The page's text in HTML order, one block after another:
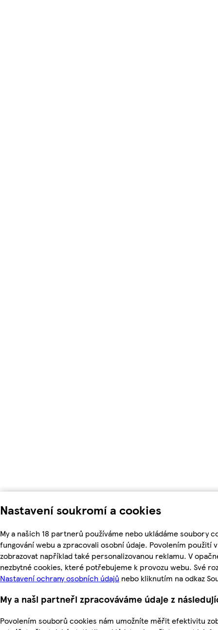
Nastavení soukromí a cookies
My a našich 18 partnerů používáme nebo ukládáme soubory
fungování webu a zpracovali osobní údaje. Povolením použití
zobrazovat například také personalizovanou reklamu. V
nezbytné cookies, které potřebujeme k provozu webu. Své
Nastavení ochrany osobních údajů nebo kliknutím na odkaz
My a naši partneři zpracováváme údaje z
Povolením souborů cookies nám umožníte měřit efektivitu